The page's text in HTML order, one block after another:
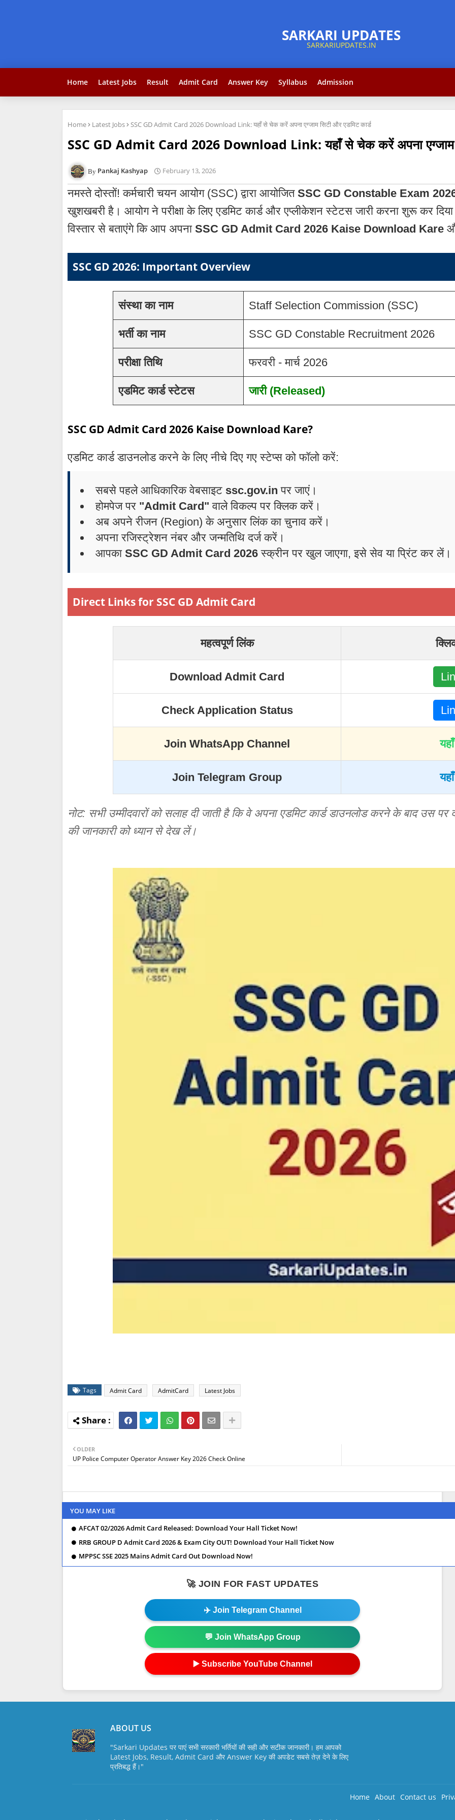
Home Latest Jobs Result Admit Card Answer Key Syllabus Admission
Home Latest Jobs SSC GD Admit Card 2026 Download Link: यहाँ से चेक करें अपना एग्जाम सिटी और एडमिट कार्ड
SSC GD Admit Card 2026 Download Link: यहाँ से चेक करें अपना एग्जाम
Pankaj Kashyap February 13, 2026
नमस्ते दोस्तों! कर्मचारी चयन आयोग (SSC) द्वारा आयोजित SSC GD Constable Exam
खुशखबरी है। आयोग ने परीक्षा के लिए एडमिट कार्ड और एप्लीकेशन स्टेटस जारी करना शुरू कर
विस्तार से बताएंगे कि आप अपना SSC GD Admit Card 2026 Kaise Download Kare
SSC GD 2026: Important Overview
संस्था का नाम Staff Selection Commission (SSC)
भर्ती का नाम SSC GD Constable Recruitment 2026
परीक्षा तिथि फरवरी - मार्च 2026
एडमिट कार्ड स्टेटस जारी (Released)
SSC GD Admit Card 2026 Kaise Download Kare?
एडमिट कार्ड डाउनलोड करने के लिए नीचे दिए गए स्टेप्स को फॉलो करें:
सबसे पहले आधिकारिक वेबसाइट ssc.gov.in पर जाएं।
होमपेज पर "Admit Card" वाले विकल्प पर क्लिक करें।
अब अपने रीजन (Region) के अनुसार लिंक का चुनाव करें।
अपना रजिस्ट्रेशन नंबर और जन्मतिथि दर्ज करें।
आपका SSC GD Admit Card 2026 स्क्रीन पर खुल जाएगा, इसे सेव या प्रिंट कर लें।
Direct Links for SSC GD Admit Card
महत्वपूर्ण लिंक
Download Admit Card
Check Application Status
Join WhatsApp Channel
Join Telegram Group
नोट: सभी उम्मीदवारों को सलाह दी जाती है कि वे अपना एडमिट कार्ड डाउनलोड करने के बाद उस पर
की जानकारी को ध्यान से देख लें।
Tags Admit Card AdmitCard Latest Jobs
OLDER
UP Police Computer Operator Answer Key 2026 Check Online
YOU MAY LIKE
AFCAT 02/2026 Admit Card Released: Download Your Hall Ticket Now!
RRB GROUP D Admit Card 2026 & Exam City OUT! Download Your Hall Ticket Now
MPPSC SSE 2025 Mains Admit Card Out Download Now!
🚀 JOIN FOR FAST UPDATES
✈️ Join Telegram Channel
💬 Join WhatsApp Group
▶️ Subscribe YouTube Channel
ABOUT US
"Sarkari Updates पर पाएं सभी सरकारी भर्तियों की सही और सटीक जानकारी। हम आपको
Latest Jobs, Result, Admit Card और Answer Key की अपडेट सबसे तेज़ देने के लिए
प्रतिबद्ध हैं।"
Home About Contact us